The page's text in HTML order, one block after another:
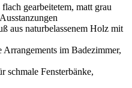
gearbeitetem, matt grau
aus naturbelassenem Holz mit
im Badezimmer,
schmale Fensterbänke,